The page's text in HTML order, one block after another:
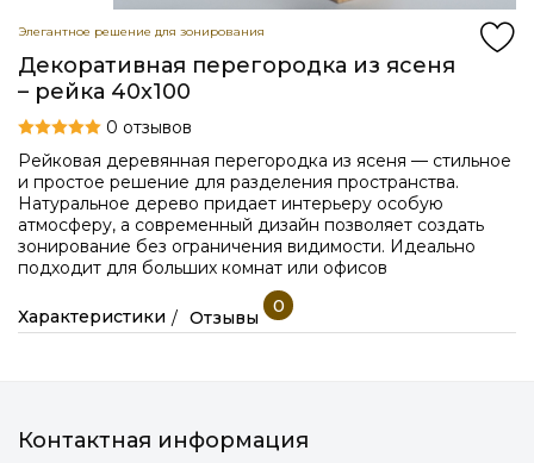
Элегантное решение для зонирования
Декоративная перегородка из ясеня
– рейка 40x100
0 отзывов
Рейковая деревянная перегородка из ясеня — стильное
и простое решение для разделения пространства.
Натуральное дерево придает интерьеру особую
атмосферу, а современный дизайн позволяет создать
зонирование без ограничения видимости. Идеально
подходит для больших комнат или офисов
Характеристики Отзывы
0
Контактная информация